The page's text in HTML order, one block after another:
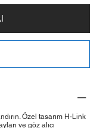
Özel tasarım H-Link
ve göz alıcı